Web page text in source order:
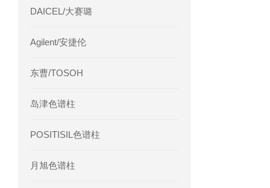
DAICEL/大赛璐
Agilent/安捷伦
东曹/TOSOH
岛津色谱柱
POSITISIL色谱柱
月旭色谱柱